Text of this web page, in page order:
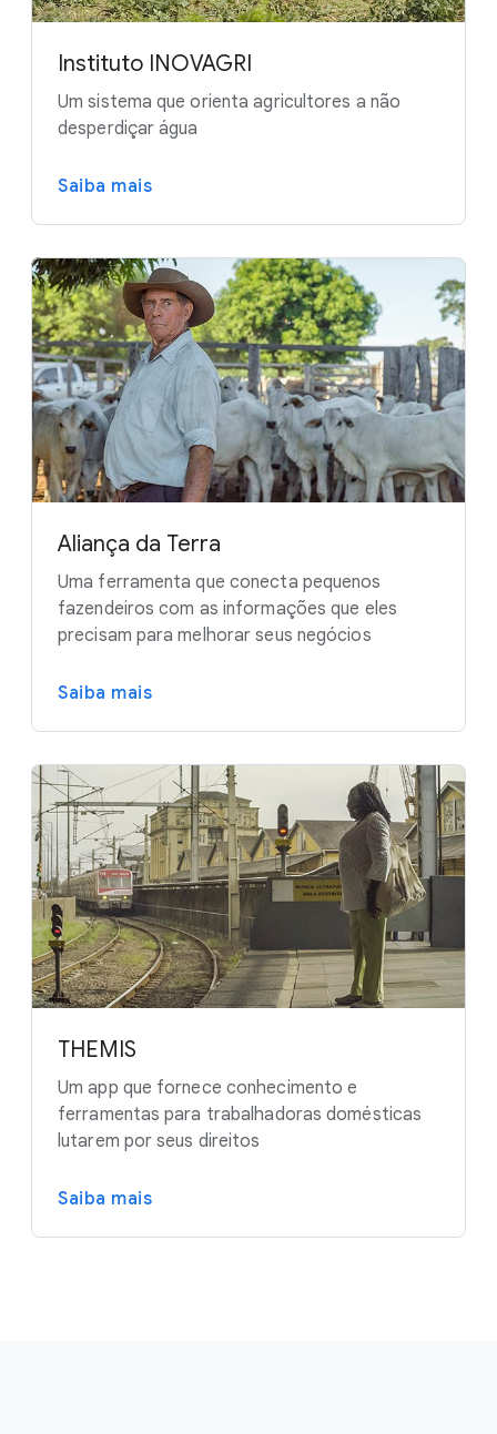
Instituto INOVAGRI
Um sistema que orienta agricultores a não
desperdiçar água
Saiba mais
Aliança da Terra
Uma ferramenta que conecta pequenos
fazendeiros com as informações que eles
precisam para melhorar seus negócios
Saiba mais
THEMIS
Um app que fornece conhecimento e
ferramentas para trabalhadoras domésticas
lutarem por seus direitos
Saiba mais